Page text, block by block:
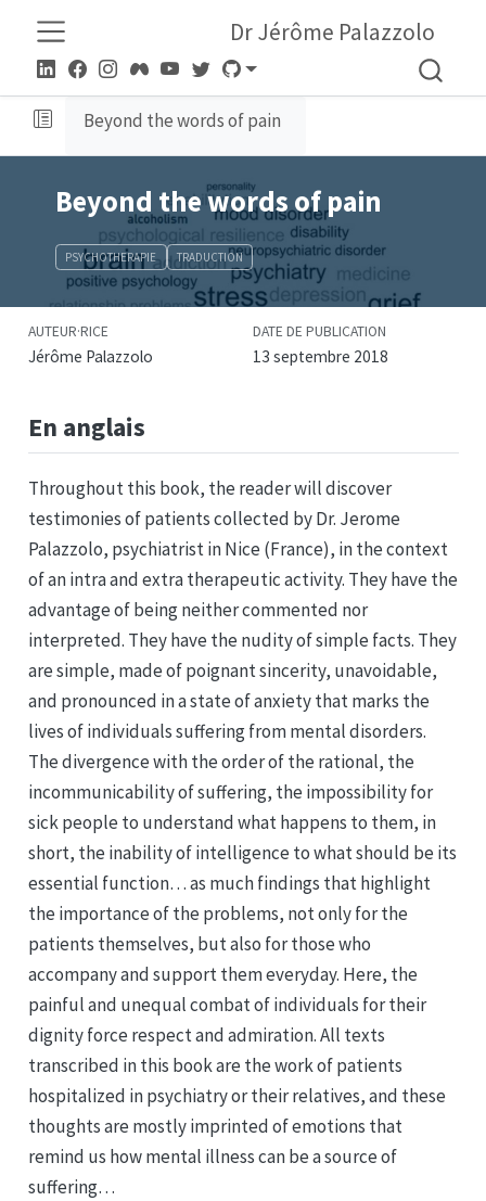
Dr Jérôme Palazzolo
Beyond the words of pain
Beyond the words of pain
PSYCHOTHERAPIE TRADUCTION
AUTEUR·RICE
Jérôme Palazzolo
DATE DE PUBLICATION
13 septembre 2018
En anglais
Throughout this book, the reader will discover
testimonies of patients collected by Dr. Jerome
Palazzolo, psychiatrist in Nice (France), in the context
of an intra and extra therapeutic activity. They have the
advantage of being neither commented nor
interpreted. They have the nudity of simple facts. They
are simple, made of poignant sincerity, unavoidable,
and pronounced in a state of anxiety that marks the
lives of individuals suffering from mental disorders.
The divergence with the order of the rational, the
incommunicability of suffering, the impossibility for
sick people to understand what happens to them, in
short, the inability of intelligence to what should be its
essential function… as much findings that highlight
the importance of the problems, not only for the
patients themselves, but also for those who
accompany and support them everyday. Here, the
painful and unequal combat of individuals for their
dignity force respect and admiration. All texts
transcribed in this book are the work of patients
hospitalized in psychiatry or their relatives, and these
thoughts are mostly imprinted of emotions that
remind us how mental illness can be a source of
suffering…